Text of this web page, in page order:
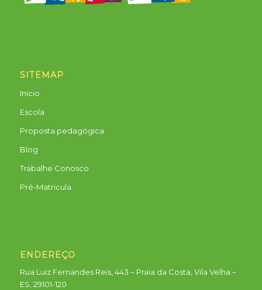
SITEMAP
Inicio
Escola
Proposta pedagógica
Blog
Trabalhe Conosco
Pré-Matricula
ENDEREÇO
Rua Luiz Fernandes Reis, 443 – Praia da Costa, Vila Velha –
ES, 29101-120